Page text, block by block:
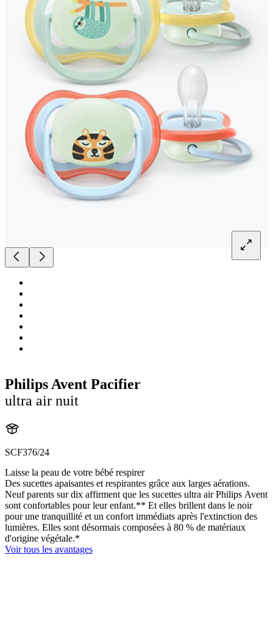
Philips Avent Pacifier
ultra air nuit
SCF376/24
Laisse la peau de votre bébé respirer
Des sucettes apaisantes et respirantes grâce aux larges aérations.
Neuf parents sur dix affirment que les sucettes ultra air Philips Avent
sont confortables pour leur enfant.** Et elles brillent dans le noir
pour une tranquillité et un confort immédiats après l'extinction des
lumières. Elles sont désormais composées à 80 % de matériaux
d'origine végétale.*
Voir tous les avantages